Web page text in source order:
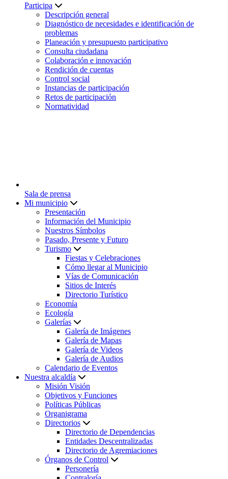
Participa
Descripción general
Diagnóstico de necesidades e identificación de
problemas
Planeación y presupuesto participativo
Consulta ciudadana
Colaboración e innovación
Rendición de cuentas
Control social
Instancias de participación
Retos de participación
Normatividad
Sala de prensa
Mi municipio
Presentación
Información del Municipio
Nuestros Símbolos
Pasado, Presente y Futuro
Turismo
Fiestas y Celebraciones
Cómo llegar al Municipio
Vías de Comunicación
Sitios de Interés
Directorio Turístico
Economía
Ecología
Galerías
Galería de Imágenes
Galería de Mapas
Galería de Videos
Galería de Audios
Calendario de Eventos
Nuestra alcaldía
Misión Visión
Objetivos y Funciones
Políticas Públicas
Organigrama
Directorios
Directorio de Dependencias
Entidades Descentralizadas
Directorio de Agremiaciones
Órganos de Control
Personería